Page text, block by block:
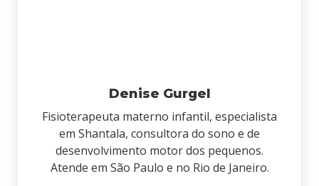
Denise Gurgel
Fisioterapeuta materno infantil, especialista
em Shantala, consultora do sono e de
desenvolvimento motor dos pequenos.
Atende em São Paulo e no Rio de Janeiro.